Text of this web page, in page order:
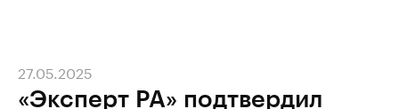
«Эксперт РА» подтвердил
27.05.2025